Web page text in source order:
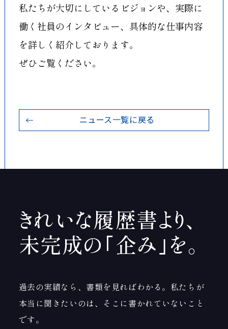
評価制度
ニュース
新卒採用募集要項
中途採用エントリー
私たちが大切にしているビジョンや、実際に
働く社員のインタビュー、具体的な仕事内容
を詳しく紹介しております。
ぜひご覧ください。
ニュース一覧に戻る
きれいな履歴書より、
未完成の ｢企み｣を。
過去の実績なら、書類を見ればわかる。私たちが
本当に聞きたいのは、 そこに書かれていないこと
です。